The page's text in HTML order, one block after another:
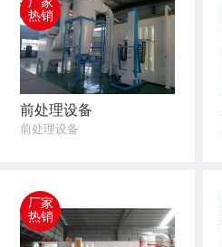
热销
前处理设备
前处理设备
厂家
热销